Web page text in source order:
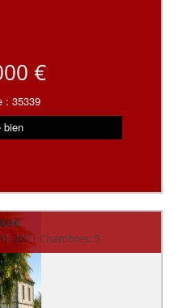
€
: 35339
bien
€
260 | Chambres: 5